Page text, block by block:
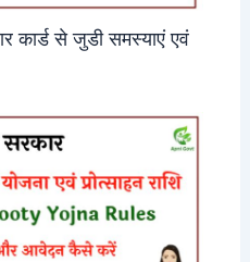
से जुडी समस्याएं एवं